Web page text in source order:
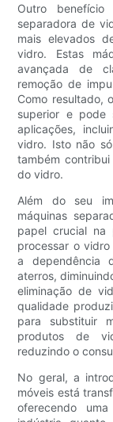
Outro
separadora de
mais elevados
vidro. Estas
avançada de
remoção de
Como resultado,
superior e pode
aplicações,
vidro. Isto não
também
do vidro.
Além do seu
máquinas
papel crucial na
processar o
a dependência
aterros,
eliminação de
qualidade
para substituir
produtos de
reduzindo o
No geral, a
móveis está
oferecendo